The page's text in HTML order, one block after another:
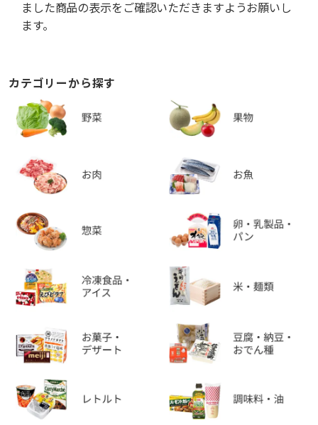
ました商品の表示をご確認いただきますようお願いし
ます。
カテゴリーから探す